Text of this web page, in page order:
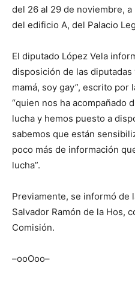
del 26 al 29 de noviembre,
del edificio A, del Palacio
El diputado López Vela
disposición de las diputadas
mamá, soy gay”, escrito por
“quien nos ha acompañado
lucha y hemos puesto a
sabemos que están
poco más de información
lucha”.
Previamente, se informó de
Salvador Ramón de la Hos,
Comisión.
–ooOoo–